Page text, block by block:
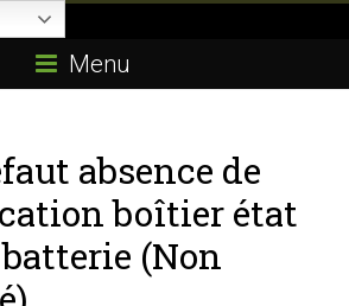
Menu
absence de
boîtier état
(Non